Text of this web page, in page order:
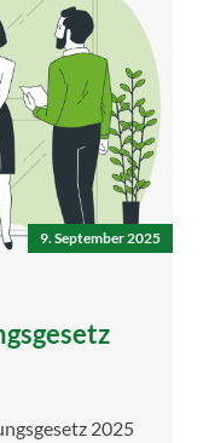
9. September 2025
2025